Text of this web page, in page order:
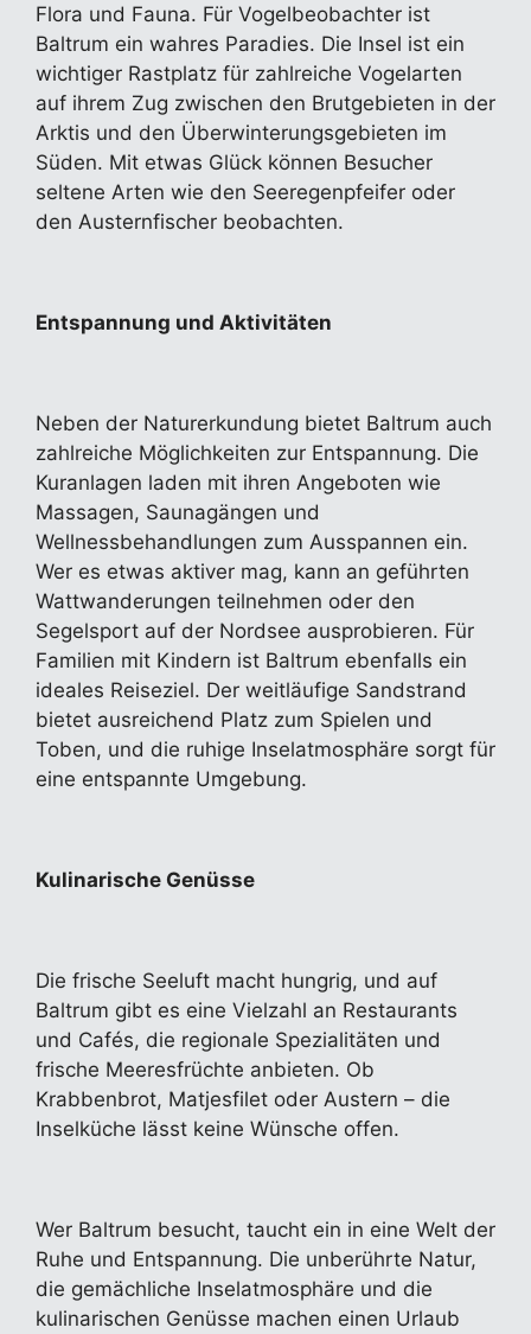
Flora und Fauna. Für Vogelbeobachter ist
Baltrum ein wahres Paradies. Die Insel ist ein
wichtiger Rastplatz für zahlreiche Vogelarten
auf ihrem Zug zwischen den Brutgebieten in der
Arktis und den Überwinterungsgebieten im
Süden. Mit etwas Glück können Besucher
seltene Arten wie den Seeregenpfeifer oder
den Austernfischer beobachten.
Entspannung und Aktivitäten
Neben der Naturerkundung bietet Baltrum auch
zahlreiche Möglichkeiten zur Entspannung. Die
Kuranlagen laden mit ihren Angeboten wie
Massagen, Saunagängen und
Wellnessbehandlungen zum Ausspannen ein.
Wer es etwas aktiver mag, kann an geführten
Wattwanderungen teilnehmen oder den
Segelsport auf der Nordsee ausprobieren. Für
Familien mit Kindern ist Baltrum ebenfalls ein
ideales Reiseziel. Der weitläufige Sandstrand
bietet ausreichend Platz zum Spielen und
Toben, und die ruhige Inselatmosphäre sorgt für
eine entspannte Umgebung.
Kulinarische Genüsse
Die frische Seeluft macht hungrig, und auf
Baltrum gibt es eine Vielzahl an Restaurants
und Cafés, die regionale Spezialitäten und
frische Meeresfrüchte anbieten. Ob
Krabbenbrot, Matjesfilet oder Austern – die
Inselküche lässt keine Wünsche offen.
Wer Baltrum besucht, taucht ein in eine Welt der
Ruhe und Entspannung. Die unberührte Natur,
die gemächliche Inselatmosphäre und die
kulinarischen Genüsse machen einen Urlaub